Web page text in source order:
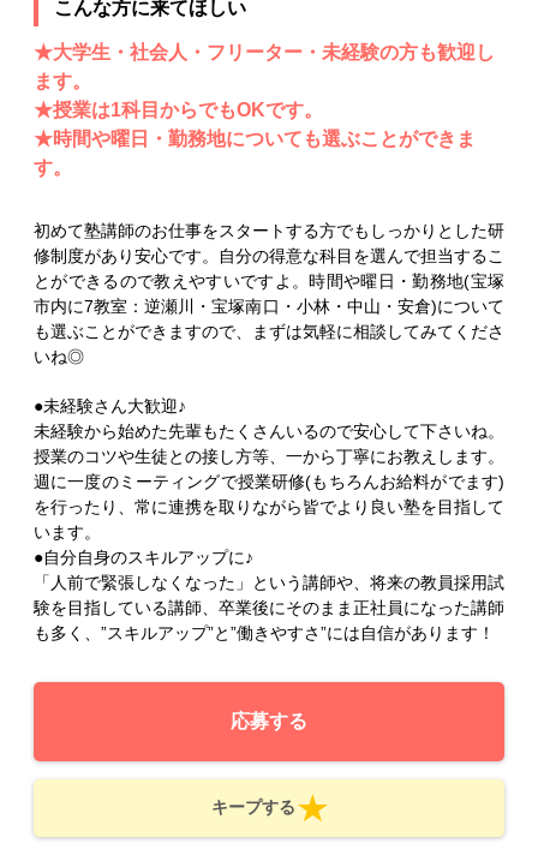
こんな方に来てほしい
★大学生・社会人・フリーター・未経験の方も歓迎し
ます。
★授業は1科目からでもOKです。
★時間や曜日・勤務地についても選ぶことができま
す。
初めて塾講師のお仕事をスタートする方でもしっかりとした研
修制度があり安心です。自分の得意な科目を選んで担当するこ
とができるので教えやすいですよ。時間や曜日・勤務地(宝塚
市内に7教室：逆瀬川・宝塚南口・小林・中山・安倉)について
も選ぶことができますので、まずは気軽に相談してみてくださ
いね◎
●未経験さん大歓迎♪
未経験から始めた先輩もたくさんいるので安心して下さいね。
授業のコツや生徒との接し方等、一から丁寧にお教えします。
週に一度のミーティングで授業研修(もちろんお給料がでます)
を行ったり、常に連携を取りながら皆でより良い塾を目指して
います。
●自分自身のスキルアップに♪
「人前で緊張しなくなった」という講師や、将来の教員採用試
験を目指している講師、卒業後にそのまま正社員になった講師
も多く、”スキルアップ”と”働きやすさ”には自信があります！
応募する
キープする